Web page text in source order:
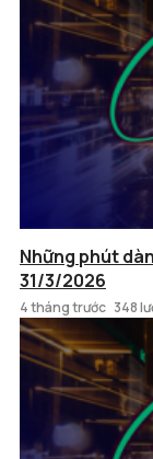
Những phút
31/3/2026
4 tháng trước 348